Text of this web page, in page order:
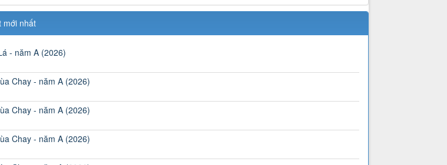
mới nhất
- năm A (2026)
Chay - năm A (2026)
Chay - năm A (2026)
Chay - năm A (2026)